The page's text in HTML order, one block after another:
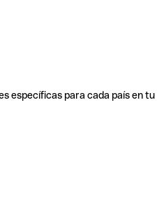
específicas para cada país en